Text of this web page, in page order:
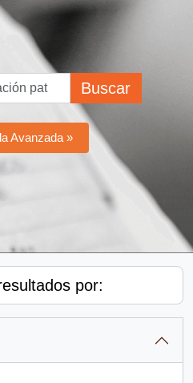
Buscar
Avanzada »
por: